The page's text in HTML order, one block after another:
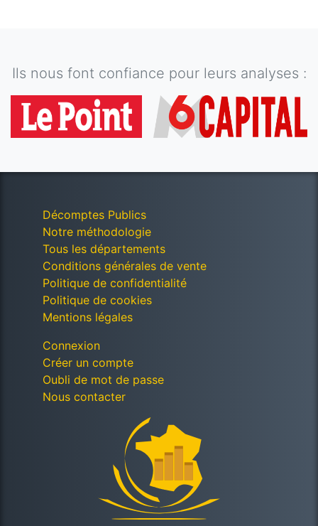
Ils nous font confiance pour leurs analyses :
Décomptes Publics
Notre méthodologie
Tous les départements
Conditions générales de vente
Politique de confidentialité
Politique de cookies
Mentions légales
Connexion
Créer un compte
Oubli de mot de passe
Nous contacter